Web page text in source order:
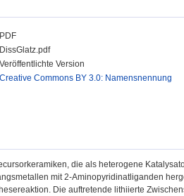
PDF
DissGlatz.pdf
Veröffentlichte Version
Creative Commons BY 3.0: Namensnennung
die als heterogene
mit 2-Aminopyridinatliganden
Die auftretende lithiierte